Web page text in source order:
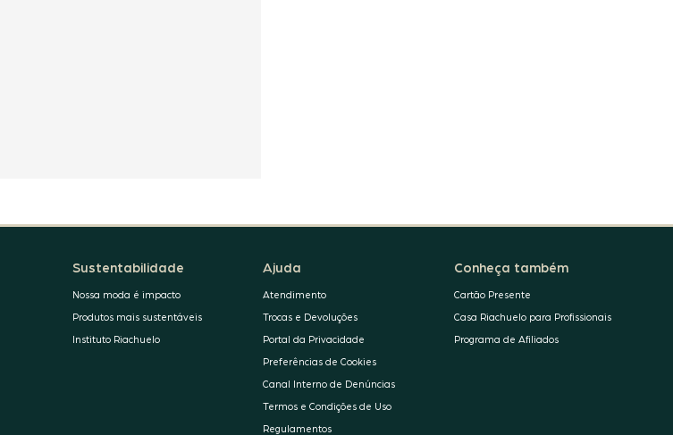
Sustentabilidade
Nossa moda é impacto
Produtos mais sustentáveis
Instituto Riachuelo
Ajuda
Atendimento
Trocas e Devoluções
Portal da Privacidade
Preferências de Cookies
Canal Interno de Denúncias
Termos e Condições de Uso
Regulamentos
Conheça também
Cartão Presente
Casa Riachuelo para Profissionais
Programa de Afiliados